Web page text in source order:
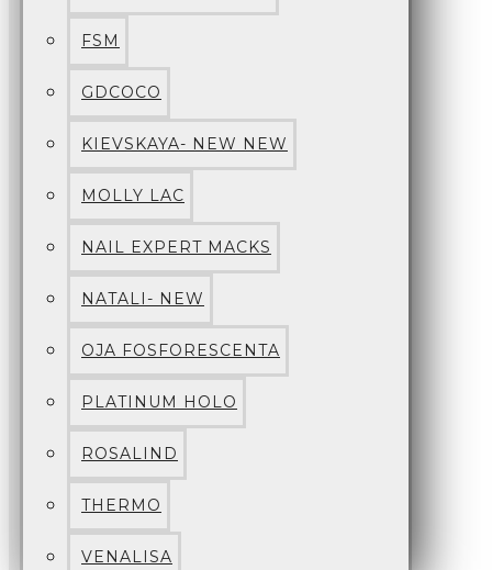
FSM
GDCOCO
KIEVSKAYA- NEW NEW
MOLLY LAC
NAIL EXPERT MACKS
NATALI- NEW
OJA FOSFORESCENTA
PLATINUM HOLO
ROSALIND
THERMO
VENALISA